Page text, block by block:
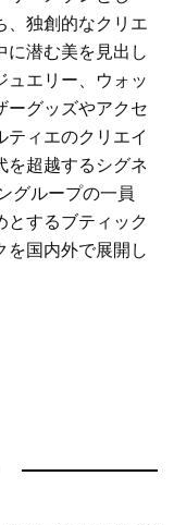
、独創的なクリエ
に潜む美を見出し
ュエリー、ウォッ
ーグッズやアクセ
ティエのクリエイ
を超越するシグネ
グループの一員
とするブティック
を国内外で展開し